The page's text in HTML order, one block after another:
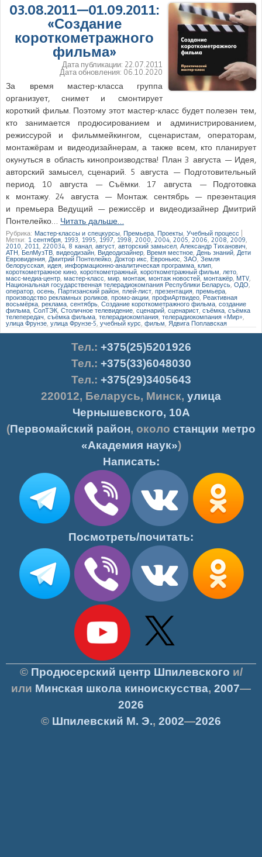
03.08.2011—01.09.2011:
«Создание
короткометражного
фильма»
Дата публикации: 22.07.2011
Дата обновления: 06.10.2020
За время мастер-класса группа
организует, снимет и смонтирует
короткий фильм. Поэтому этот мастер-класс будет полезен тем,
кто занимается продюсированием и администрированием,
режиссурой и фильммейкингом, сценаристам, операторам,
монтажёрам и видеодизайнерам, а также всем, кто планирует
окунуться в область кинопроизводства! План 3 августа — Идея,
авторский замысел, сценарий. 5 августа — Подготовительный
период. 10 августа — Съёмки. 17 августа — Подготовка
к монтажу. 24 августа — Монтаж. сентябрь — презентация
и премьера Ведущий — режиссёр и видеодизайнер Дмитрий
Понтелейко… Читать дальше…
Рубрика: Мастер-классы и спецкурсы Премьера Проекты Учебный процесс
Метки: 1 сентября 1993 1995 1997 1998 2000 ,2004 2005 2006 2008 , 2009
2010 2011 220034 8 канал август авторский замысел Александр Тиханович,
АТН ,БелМузТВ видеодизайн Видеодизайнер Время местное День знаний Дети
Евровидения Дмитрий Понтелейко Доктор икс Евроньюс ЗАО ,Земля
белорусская, идея ,информационно-аналитическая программа ,клип
короткометражное кино короткометражный короткометражный фильм лето
масс-медиа-центр мастер-класс мир монтаж ,монтаж новостей, монтажёр МТV
Национальная государственная телерадиокомпания Республики Беларусь ,ОДО,
оператор осень Партизанский район плей-лист презентация премьера
производство рекламных роликов промо-акции ,профиАртвидео, Реактивная
восьмёрка реклама сентябрь Создание короткометражного фильма создание
фильма СолТЭК Столичное телевидение сценарий,сценарист съёмка съёмка
телепередач съёмка фильма телерадиокомпания телерадиокомпания «Мир»
улица Фрунзе улица Фрунзе-5 учебный курс фильм Ядвига Поплавская
Тел.: +375(25)5201926
Тел.: +375(33)6048030
Тел.: +375(29)3405643
220012, Беларусь, Минск, улица
Чернышевского, 10А
(Первомайский район, около станции метро
«Академия наук»)
Написать:
Посмотреть/почитать:
© Продюсерский центр Шпилевского и/
или Минская школа киноискусства, 2007—
2026
© Шпилевский М. Э., 2002—2026